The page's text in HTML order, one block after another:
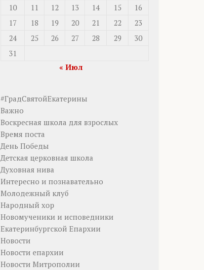
10
11 12 13 14 15
16
17
18 19 20 21 22
23
24
25 26 27 28 29
30
31
« Июл
#ГрадСвятойЕкатерины
Важно
Воскресная школа для взрослых
Время поста
День Победы
Детская церковная школа
Духовная нива
Интересно и познавательно
Молодежный клуб
Народный хор
Новомученики и исповедники
Екатеринбургской Епархии
Новости
Новости епархии
Новости Митрополии